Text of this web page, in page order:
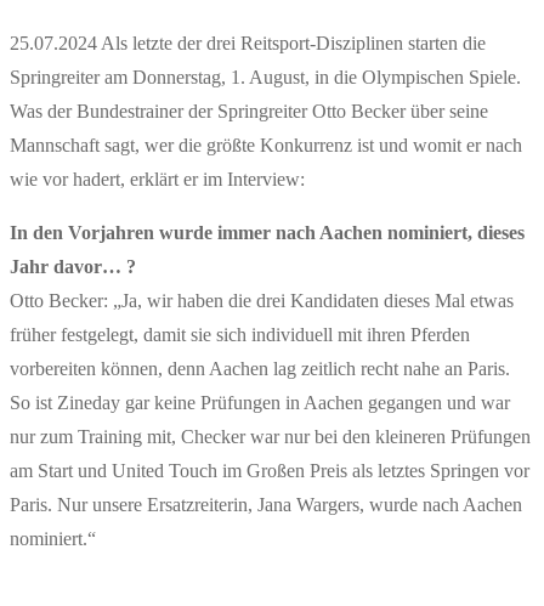
25.07.2024 Als letzte der drei Reitsport-Disziplinen starten die
Springreiter am Donnerstag, 1. August, in die Olympischen Spiele.
Was der Bundestrainer der Springreiter Otto Becker über seine
Mannschaft sagt, wer die größte Konkurrenz ist und womit er nach
wie vor hadert, erklärt er im Interview:
In den Vorjahren wurde immer nach Aachen nominiert, dieses
Jahr davor… ?
Otto Becker: „Ja, wir haben die drei Kandidaten dieses Mal etwas
früher festgelegt, damit sie sich individuell mit ihren Pferden
vorbereiten können, denn Aachen lag zeitlich recht nahe an Paris.
So ist Zineday gar keine Prüfungen in Aachen gegangen und war
nur zum Training mit, Checker war nur bei den kleineren Prüfungen
am Start und United Touch im Großen Preis als letztes Springen vor
Paris. Nur unsere Ersatzreiterin, Jana Wargers, wurde nach Aachen
nominiert.“